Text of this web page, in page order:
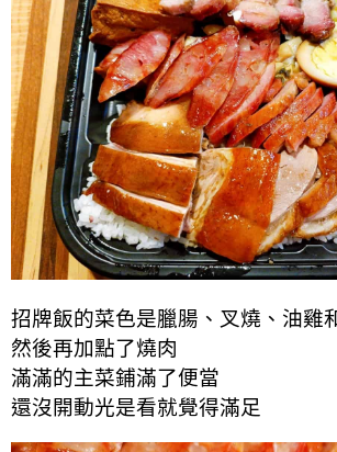
招牌飯的菜色是臘腸、叉燒、油雞
然後再加點了燒肉
滿滿的主菜鋪滿了便當
還沒開動光是看就覺得滿足